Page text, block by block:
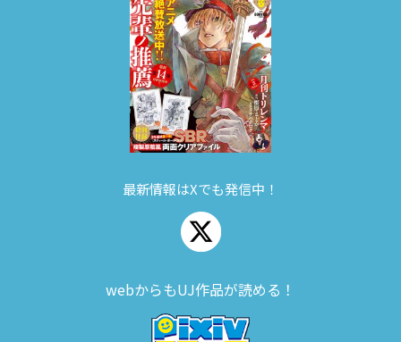
最新情報はXでも発信中！
webからもUJ作品が読める！